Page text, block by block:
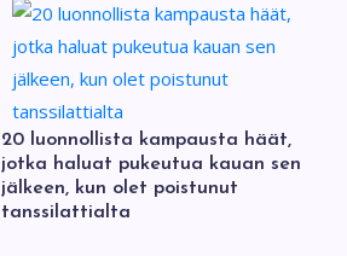
20 luonnollista kampausta häät,
jotka haluat pukeutua kauan sen
jälkeen, kun olet poistunut
tanssilattialta